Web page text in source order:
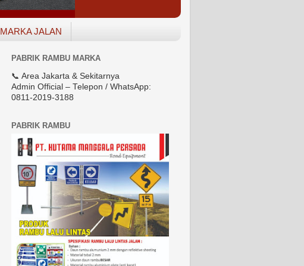
MARKA JALAN
PABRIK RAMBU MARKA
📞 Area Jakarta & Sekitarnya
Admin Official – Telepon / WhatsApp:
0811-2019-3188
PABRIK RAMBU